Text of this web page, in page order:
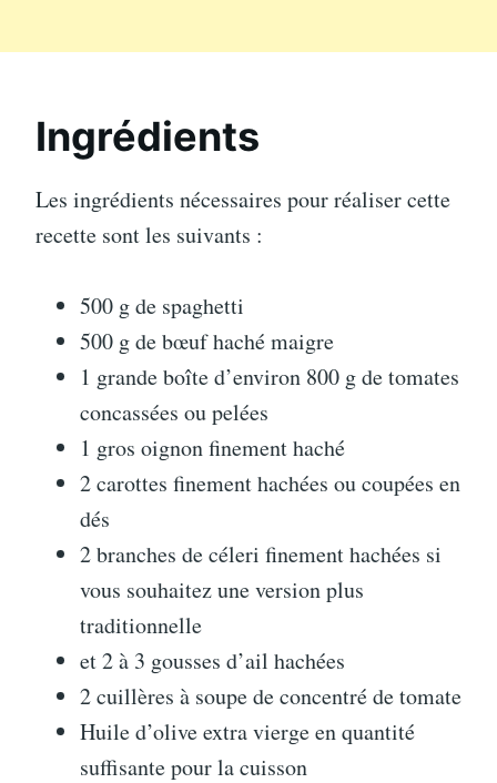
Ingrédients
Les ingrédients nécessaires pour réaliser cette
recette sont les suivants :
500 g de spaghetti
500 g de bœuf haché maigre
1 grande boîte d’environ 800 g de tomates
concassées ou pelées
1 gros oignon finement haché
2 carottes finement hachées ou coupées en
dés
2 branches de céleri finement hachées si
vous souhaitez une version plus
traditionnelle
et 2 à 3 gousses d’ail hachées
2 cuillères à soupe de concentré de tomate
Huile d’olive extra vierge en quantité
suffisante pour la cuisson